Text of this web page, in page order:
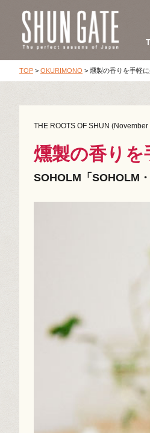
TOP > OKURIMONO > 燻製の香りを手軽
THE ROOTS OF SHUN
燻製の香りを
SOHOLM「SOHOLM